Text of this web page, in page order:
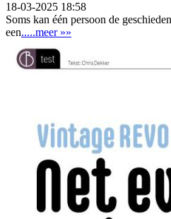
18-03-2025 18:58
Soms kan één persoon de
een.....meer »»